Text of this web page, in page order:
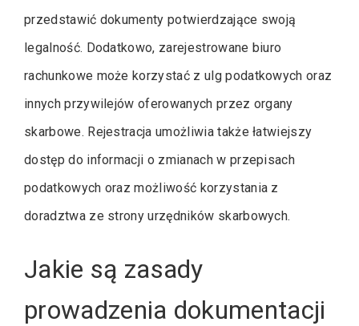
przedstawić dokumenty potwierdzające swoją
legalność. Dodatkowo, zarejestrowane biuro
rachunkowe może korzystać z ulg podatkowych oraz
innych przywilejów oferowanych przez organy
skarbowe. Rejestracja umożliwia także łatwiejszy
dostęp do informacji o zmianach w przepisach
podatkowych oraz możliwość korzystania z
doradztwa ze strony urzędników skarbowych.
Jakie są zasady
prowadzenia dokumentacji